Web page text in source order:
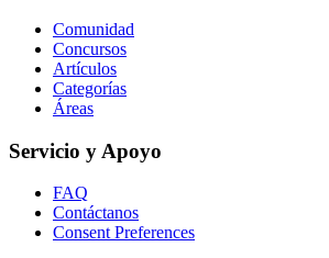
Comunidad
Concursos
Artículos
Categorías
Áreas
Servicio y Apoyo
FAQ
Contáctanos
Consent Preferences